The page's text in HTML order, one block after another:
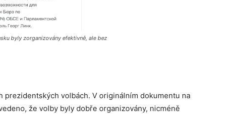
byly zorganizovány efektivně, ale bez
prezidentských volbách. V originálním dokumentu na
že volby byly dobře organizovány, nicméně